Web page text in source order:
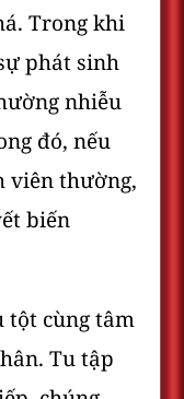
Trong khi
phát sinh
nhiễu
đó, nếu
viên thường,
biến
tột cùng tâm
Tu tập